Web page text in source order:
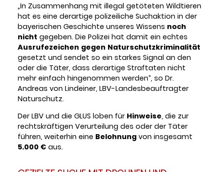
„In Zusammenhang mit illegal getöteten Wildtieren
hat es eine derartige polizeiliche Suchaktion in der
bayerischen Geschichte unseres Wissens noch
nicht gegeben. Die Polizei hat damit ein echtes
Ausrufezeichen gegen Naturschutzkriminalität
gesetzt und sendet so ein starkes Signal an den
oder die Täter, dass derartige Straftaten nicht
mehr einfach hingenommen werden“, so Dr.
Andreas von Lindeiner, LBV-Landesbeauftragter
Naturschutz.
Der LBV und die GLUS loben für Hinweise, die zur
rechtskräftigen Verurteilung des oder der Täter
führen, weiterhin eine Belohnung von insgesamt
5.000 € aus.